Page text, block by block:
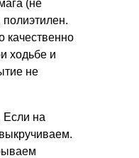
(не
полиэтилен.
качественно
ходьбе и
не
Если на